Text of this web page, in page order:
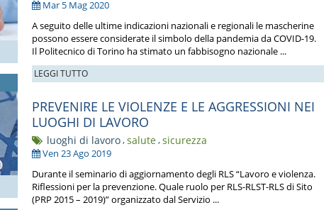
Mar 5 Mag 2020
A seguito delle ultime indicazioni nazionali e regionali le mascherine
possono essere considerate il simbolo della pandemia da COVID-19.
Il Politecnico di Torino ha stimato un fabbisogno nazionale ...
LEGGI TUTTO
PREVENIRE LE VIOLENZE E LE AGGRESSIONI NEI
LUOGHI DI LAVORO
luoghi di lavoro,salute,sicurezza
Ven 23 Ago 2019
Durante il seminario di aggiornamento degli RLS “Lavoro e violenza.
Riflessioni per la prevenzione. Quale ruolo per RLS-RLST-RLS di Sito
(PRP 2015 – 2019)” organizzato dal Servizio ...